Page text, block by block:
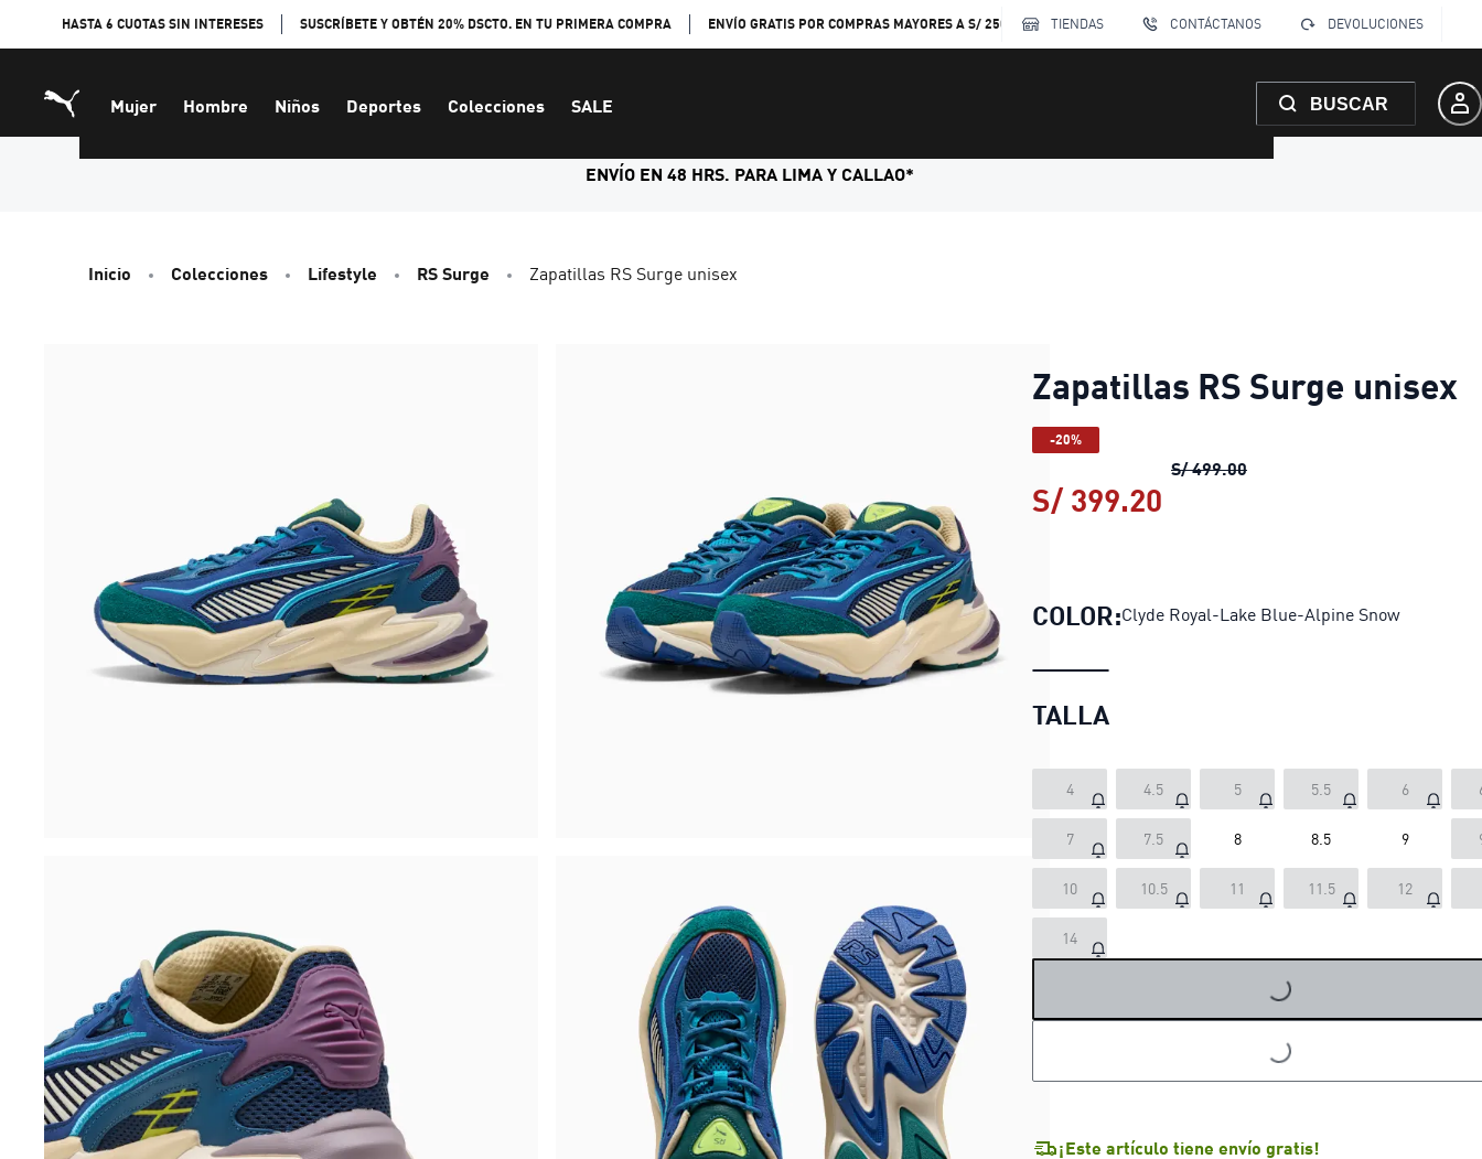
HASTA 6 CUOTAS SIN INTERESES SUSCRÍBETE Y OBTÉN 20% DSCTO. EN TU PRIMERA COMPRA ENVÍO GRATIS POR COMPRAS MAYORES A S/ 250 TIENDAS CONTÁCTANOS DEVOLUCIONES
Mujer Hombre Niños Deportes Colecciones SALE BUSCAR
ENVÍO EN 48 HRS. PARA LIMA Y CALLAO*
Inicio Colecciones Lifestyle RS Surge Zapatillas RS Surge unisex
Zapatillas RS Surge unisex
-20%
S/ 499.00Zapatillas RS Surge unisex
S/ 399.20
COLOR:Clyde Royal-Lake Blue-Alpine Snow
TALLA
4 4.5 5 5.5 6
7 7.5 8 8.5 9
10 10.5 11 11.5 12
14
LOADING...
LOADING...
¡Este artículo tiene envío gratis!